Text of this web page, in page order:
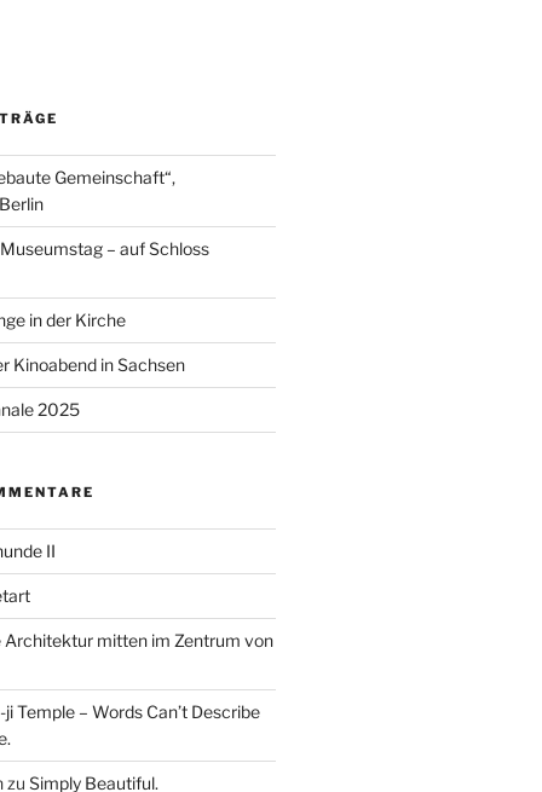
Gemeinschaft“,
– auf Schloss
in der Kirche
Kinoabend in Sachsen
2025
II
Architektur mitten im Zentrum von
Temple – Words Can’t Describe
zu Simply Beautiful.